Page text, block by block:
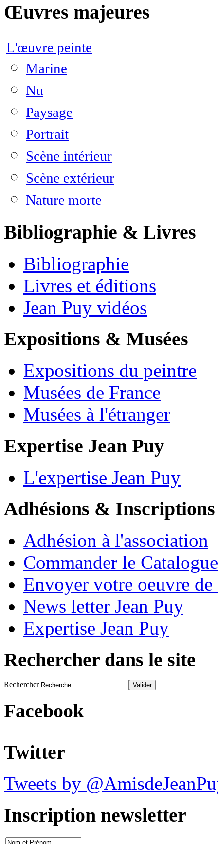
Œuvres majeures
L'œuvre peinte
Marine
Nu
Paysage
Portrait
Scène intérieur
Scène extérieur
Nature morte
Bibliographie & Livres
Bibliographie
Livres et éditions
Jean Puy vidéos
Expositions & Musées
Expositions du peintre
Musées de France
Musées à l'étranger
Expertise Jean Puy
L'expertise Jean Puy
Adhésions & Inscriptions
Adhésion à l'association
Commander le
Envoyer votre oeuvre de
News letter Jean Puy
Expertise Jean Puy
Rechercher dans le site
Rechercher
Facebook
Twitter
Tweets by
Inscription newsletter